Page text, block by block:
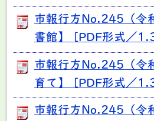
市報行方No.245（令
書館】 [PDF形式／
市報行方No.245（令
育て】 [PDF形式／
市報行方No.245（令